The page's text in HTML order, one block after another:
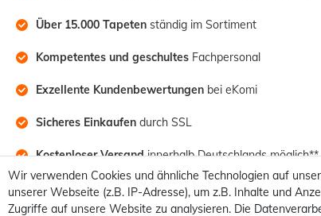
Über 15.000 Tapeten ständig im Sortiment
Kompetentes und geschultes Fachpersonal
Exzellente Kundenbewertungen bei eKomi
Sicheres Einkaufen durch SSL
Kostenloser Versand innerhalb Deutschlands möglich**
Wir verwenden Cookies und ähnliche Technologien auf
unserer Webseite (z.B. IP-Adresse), um z.B. Inhalte und
Zugriffe auf unsere Website zu analysieren. Die